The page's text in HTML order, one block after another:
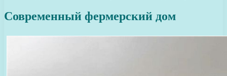
Современный фермерский дом